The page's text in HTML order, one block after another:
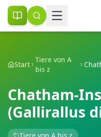
Start
Tiere von A
bis z
Chatham-
(Gallirallus